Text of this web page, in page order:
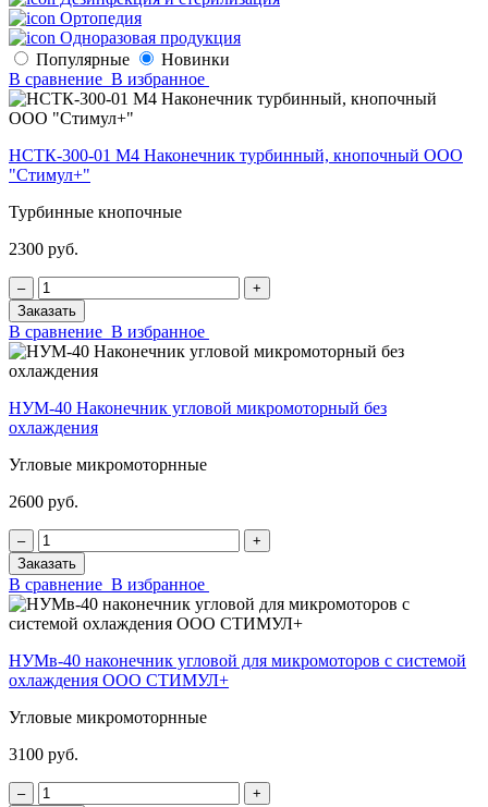
Ортопедия
Одноразовая продукция
Популярные
Новинки
В сравнение В избранное
НСТК-300-01 М4 Наконечник турбинный, кнопочный ООО
"Стимул+"
Турбинные кнопочные
2300 руб.
‒
+
Заказать
В сравнение В избранное
НУМ-40 Наконечник угловой микромоторный без
охлаждения
Угловые микромоторнные
2600 руб.
‒
+
Заказать
В сравнение В избранное
НУМв-40 наконечник угловой для микромоторов с системой
охлаждения ООО СТИМУЛ+
Угловые микромоторнные
3100 руб.
‒
+